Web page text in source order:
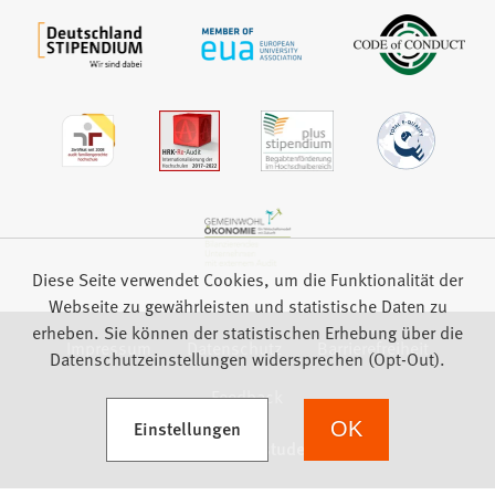
Impressum Datenschutz
Barrierefreiheit
Feedback
Diese Seite verwendet Cookies, um die Funktionalität der
Webseite zu gewährleisten und statistische Daten zu
erheben. Sie können der statistischen Erhebung über die
Datenschutzeinstellungen widersprechen (Opt-Out).
Einstellungen
(Öffnet in einem neuen Tab) OK